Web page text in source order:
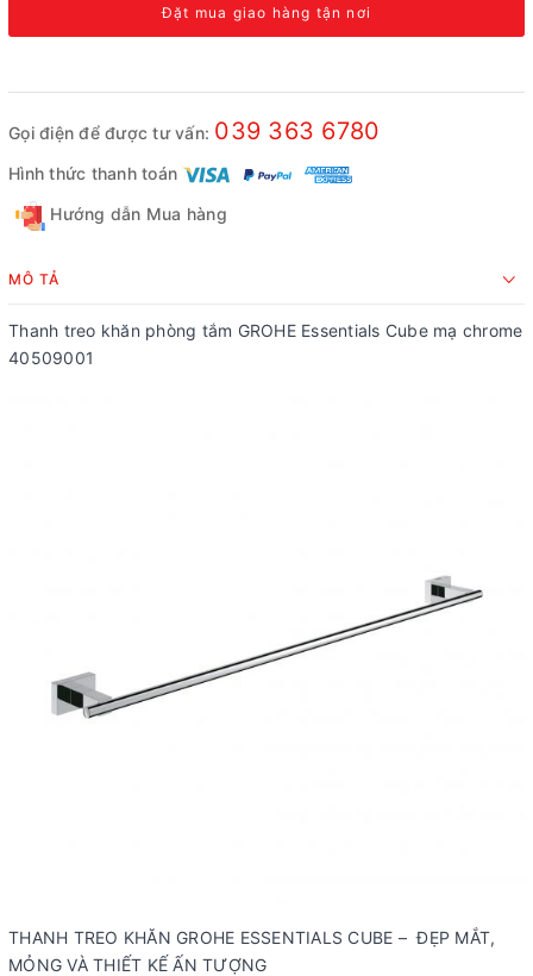
Đặt mua giao hàng tận nơi
Gọi điện để được tư vấn: 039 363 6780
Hình thức thanh toán
Hướng dẫn Mua hàng
MÔ TẢ
Thanh treo khăn phòng tắm GROHE Essentials Cube mạ chrome
40509001
THANH TREO KHĂN GROHE ESSENTIALS CUBE – ĐẸP MẮT,
MỎNG VÀ THIẾT KẾ ẤN TƯỢNG